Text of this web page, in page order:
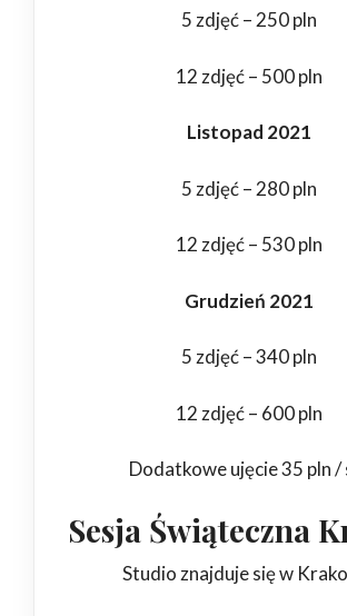
5 zdjęć – 250 pln
12 zdjęć – 500 pln
Listopad 2021
5 zdjęć – 280 pln
12 zdjęć – 530 pln
Grudzień 2021
5 zdjęć – 340 pln
12 zdjęć – 600 pln
Dodatkowe ujęcie 35 pln /
Sesja Świąteczna
Studio znajduje się w